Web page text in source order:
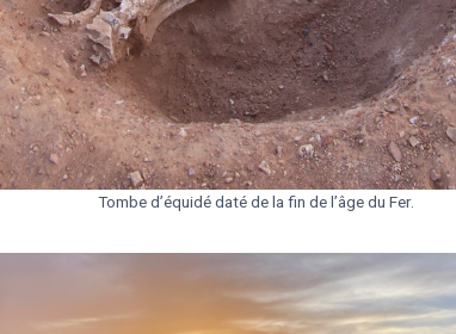
Tombe d’équidé daté de la fin de l’âge du Fer.